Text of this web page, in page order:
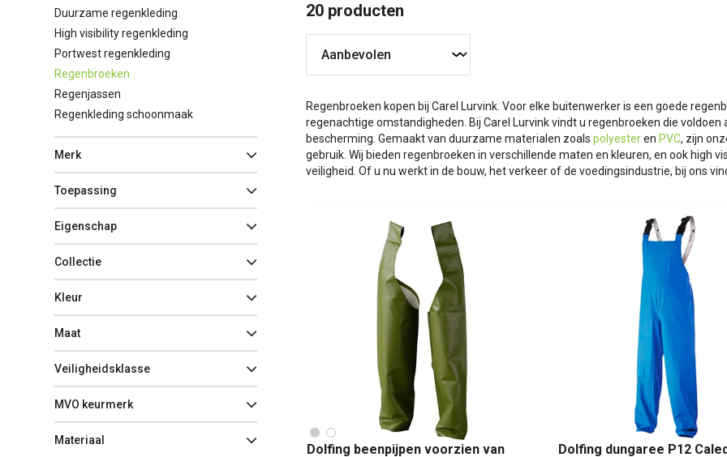
Duurzame regenkleding
High visibility regenkleding
Portwest regenkleding
Regenbroeken
Regenjassen
Regenkleding schoonmaak
Merk
Toepassing
Eigenschap
Collectie
Kleur
Maat
Veiligheidsklasse
MVO keurmerk
Materiaal
20 producten
Regenbroeken kopen bij Carel Lurvink. Voor elke buitenwerker is een goede
regenachtige omstandigheden. Bij Carel Lurvink vindt u regenbroeken die
bescherming. Gemaakt van duurzame materialen zoals polyesteren PVC, zijn
gebruik. Wij bieden regenbroeken in verschillende maten en kleuren, en ook high
veiligheid. Of u nu werkt in de bouw, het verkeer of de voedingsindustrie, bij ons
Dolfing beenpijpen voorzien van
Dolfing dungaree P12